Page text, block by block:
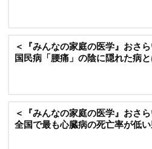
＜『みんなの家庭の医学』おさ
国民病「腰痛」の陰に隠れた病と
＜『みんなの家庭の医学』おさ
全国で最も心臓病の死亡率が低い